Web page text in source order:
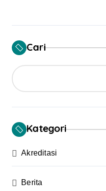
Cari
Kategori
Akreditasi
Berita